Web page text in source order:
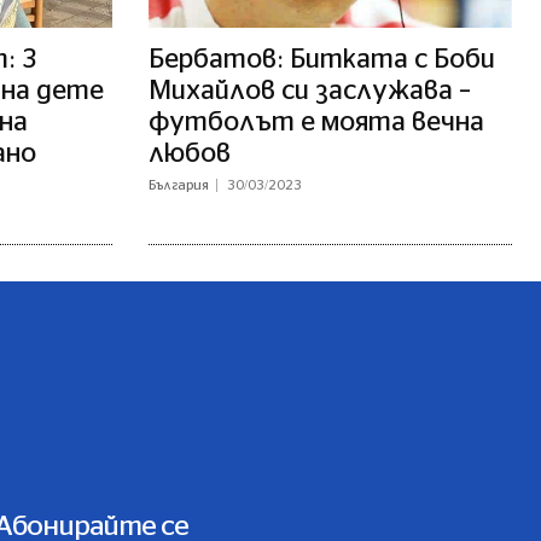
3
дете
Бербатов: Битката с Боби
Михайлов си заслужава –
футболът е моята вечна
любов
България 30/03/2023
се